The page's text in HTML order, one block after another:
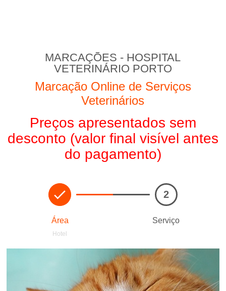
MARCAÇÕES - HOSPITAL
VETERINÁRIO PORTO
Marcação Online de Serviços
Veterinários
Preços apresentados sem
desconto (valor final visível antes
do pagamento)
Área
Hotel
2
Serviço